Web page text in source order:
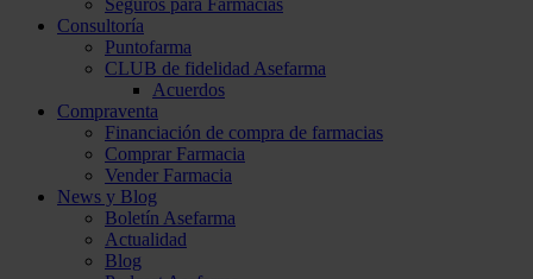
Seguros para Farmacias
Consultoría
Puntofarma
CLUB de fidelidad Asefarma
Acuerdos
Compraventa
Financiación de compra de farmacias
Comprar Farmacia
Vender Farmacia
News y Blog
Boletín Asefarma
Actualidad
Blog